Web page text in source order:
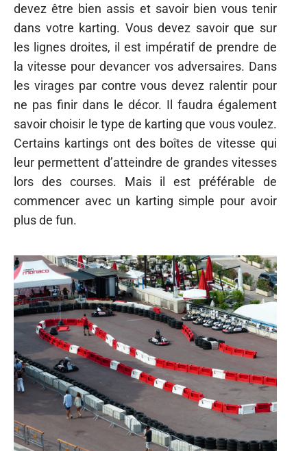
devez être bien assis et savoir bien vous tenir
dans votre karting. Vous devez savoir que sur
les lignes droites, il est impératif de prendre de
la vitesse pour devancer vos adversaires. Dans
les virages par contre vous devez ralentir pour
ne pas finir dans le décor. Il faudra également
savoir choisir le type de karting que vous voulez.
Certains kartings ont des boîtes de vitesse qui
leur permettent d’atteindre de grandes vitesses
lors des courses. Mais il est préférable de
commencer avec un karting simple pour avoir
plus de fun.